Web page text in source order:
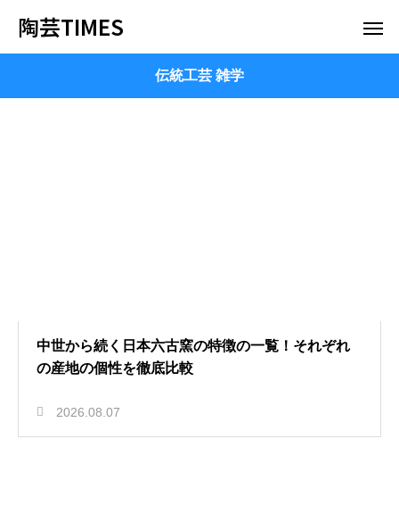
陶芸TIMES
伝統工芸 雑学
中世から続く日本六古窯の特徴の一覧！それぞれ
の産地の個性を徹底比較
2026.08.07